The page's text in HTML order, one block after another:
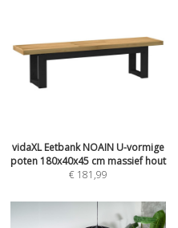
vidaXL Eetbank NOAIN U-vormige
poten 180x40x45 cm massief hout
€ 181,99